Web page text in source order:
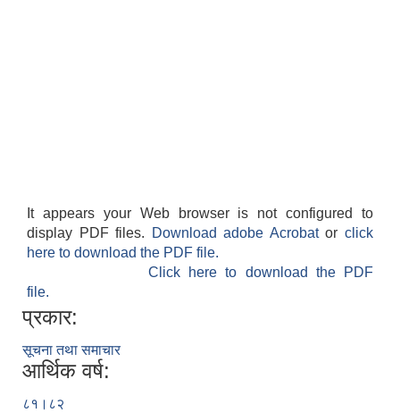
It appears your Web browser is not configured to
display PDF files.
Download adobe Acrobatorclick
here to download the PDF file.
Click here to download the PDF
file.
प्रकार:
सूचना तथा समाचार
आर्थिक वर्ष:
८१।८२